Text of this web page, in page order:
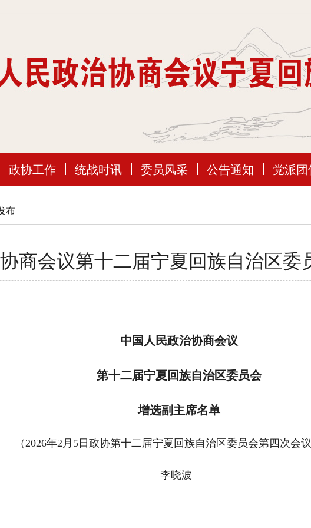
政协工作 统战时讯 委员风采 公告通知 党派团
布
商会议第十二届宁夏回族自治区委
中国人民政治协商会议
第十二届宁夏回族自治区委员会
增选副主席名单
（2026年2月5日政协第十二届宁夏回族自治区委员会第四次会
李晓波